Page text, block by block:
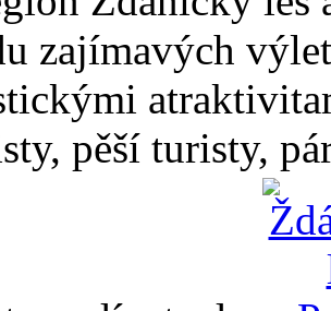
zajímavých
pěší turisty,